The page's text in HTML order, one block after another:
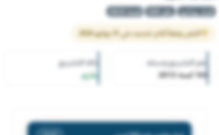
قرار وزاري رقم 163 لسنة 2013
النص وفقاً لآخر تحديث في 31 يوليو 2026
رقم التشريع وسنته
163 لسنة 2013
حالة التشريع
ساري